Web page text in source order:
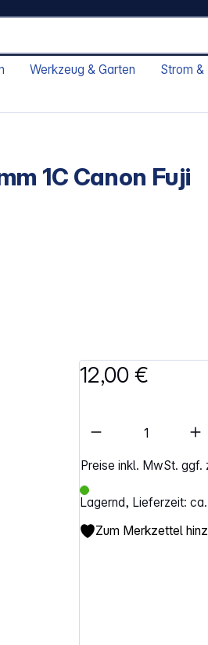
Werkzeug & Garten Strom &
1C Canon Fuji
12,00 €
Preise inkl. MwSt. ggf.
Lagernd, Lieferzeit:
Artikel
Zum Merkzettel